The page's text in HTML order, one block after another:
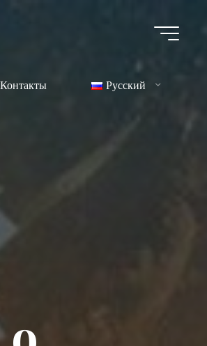
Контакты Русский